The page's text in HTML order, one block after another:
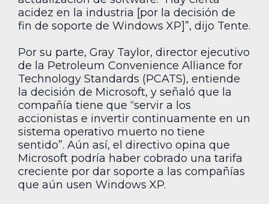
acidez en la industria [por la decisión de
fin de soporte de Windows XP]”, dijo Tente.
Por su parte, Gray Taylor, director ejecutivo
de la Petroleum Convenience Alliance for
Technology Standards (PCATS), entiende
la decisión de Microsoft, y señaló que la
compañía tiene que “servir a los
accionistas e invertir continuamente en un
sistema operativo muerto no tiene
sentido”. Aún así, el directivo opina que
Microsoft podría haber cobrado una tarifa
creciente por dar soporte a las compañías
que aún usen Windows XP.